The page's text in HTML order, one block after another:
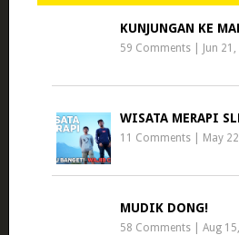
KUNJUNGAN KE
59 Comments Jun
WISATA MERAPI
11 Comments May
MUDIK DONG!
58 Comments |Aug